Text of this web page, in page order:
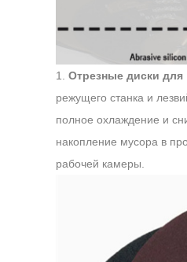
1. Отрезные диски
режущего станка и
полное охлаждение и
накопление мусора в
рабочей камеры.